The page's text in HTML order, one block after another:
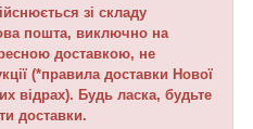
зі складу
пошта, виключно на
доставкою, не
(*правила доставки Нової
відрах). Будь ласка, будьте
доставки.